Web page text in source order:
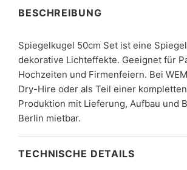
BESCHREIBUNG
Spiegelkugel 50cm Set ist eine
dekorative Lichteffekte. Geeignet für
Hochzeiten und Firmenfeiern. Bei
Dry-Hire oder als Teil einer
Produktion mit Lieferung, Aufbau und
Berlin mietbar.
TECHNISCHE DETAILS